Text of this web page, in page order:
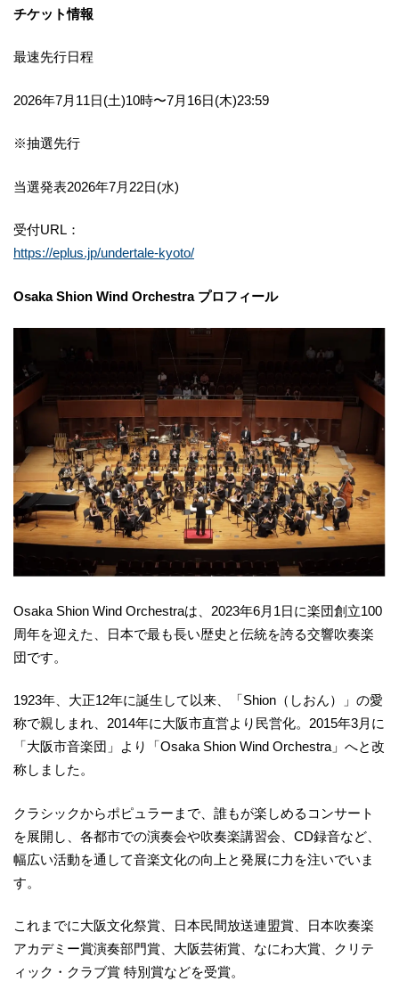
チケット情報
最速先行日程
2026年7月11日(土)10時〜7月16日(木)23:59
※抽選先行
当選発表2026年7月22日(水)
受付URL：
https://eplus.jp/undertale-kyoto/
Osaka Shion Wind Orchestra プロフィール
Osaka Shion Wind Orchestraは、2023年6月1日に楽団創立100
周年を迎えた、日本で最も長い歴史と伝統を誇る交響吹奏楽
団です。
1923年、大正12年に誕生して以来、「Shion（しおん）」の愛
称で親しまれ、2014年に大阪市直営より民営化。2015年3月に
「大阪市音楽団」より「Osaka Shion Wind Orchestra」へと改
称しました。
クラシックからポピュラーまで、誰もが楽しめるコンサート
を展開し、各都市での演奏会や吹奏楽講習会、CD録音など、
幅広い活動を通して音楽文化の向上と発展に力を注いでいま
す。
これまでに大阪文化祭賞、日本民間放送連盟賞、日本吹奏楽
アカデミー賞演奏部門賞、大阪芸術賞、なにわ大賞、クリテ
ィック・クラブ賞 特別賞などを受賞。